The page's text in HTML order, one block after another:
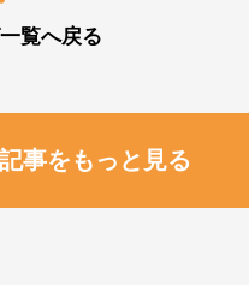
覧へ戻る
事をもっと見る